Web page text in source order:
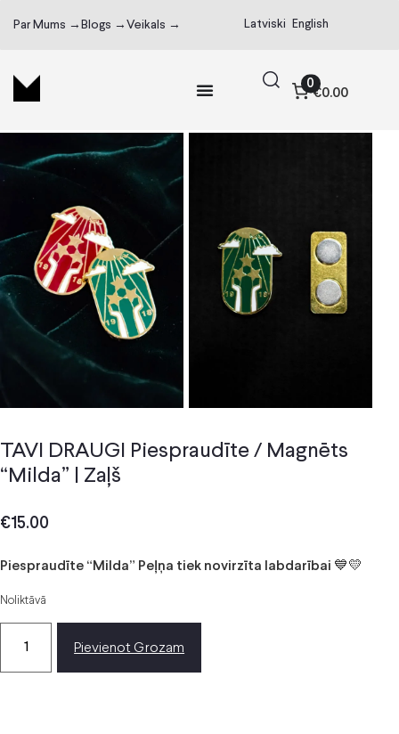
Par Mums → Blogs → Veikals → Latviski English
0
€0.00
TAVI DRAUGI Piespraudīte / Magnēts
“Milda” | Zaļš
€15.00
Piespraudīte “Milda” Peļņa tiek novirzīta labdarībai 💙💛
Noliktāvā
Pievienot Grozam